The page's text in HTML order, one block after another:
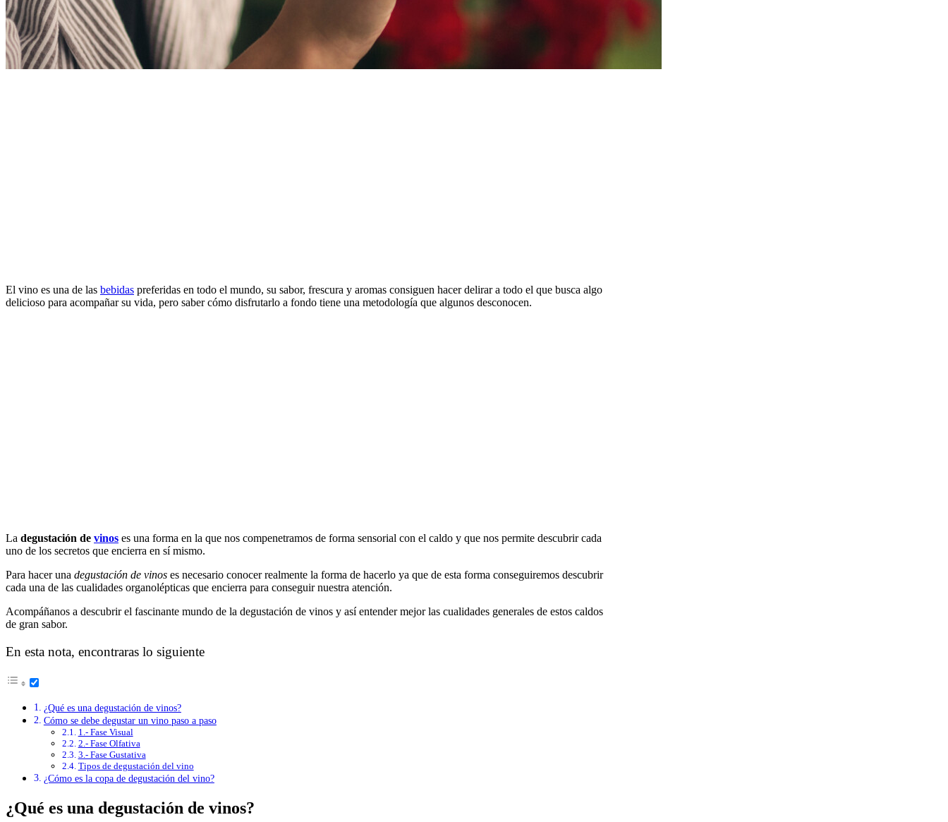
El vino es una de las bebidas preferidas en todo el mundo, su sabor, frescura y aromas consiguen hacer delirar a todo el que busca algo
delicioso para acompañar su vida, pero saber cómo disfrutarlo a fondo tiene una metodología que algunos desconocen.
La degustación de vinos es una forma en la que nos compenetramos de forma sensorial con el caldo y que nos permite descubrir cada
uno de los secretos que encierra en sí mismo.
Para hacer una degustación de vinos es necesario conocer realmente la forma de hacerlo ya que de esta forma conseguiremos descubrir
cada una de las cualidades organolépticas que encierra para conseguir nuestra atención.
Acompáñanos a descubrir el fascinante mundo de la degustación de vinos y así entender mejor las cualidades generales de estos caldos
de gran sabor.
En esta nota, encontraras lo siguiente
¿Qué es una degustación de vinos?
Cómo se debe degustar un vino paso a paso
1.- Fase Visual
2.- Fase Olfativa
3.- Fase Gustativa
Tipos de degustación del vino
¿Cómo es la copa de degustación del vino?
¿Qué es una degustación de vinos?